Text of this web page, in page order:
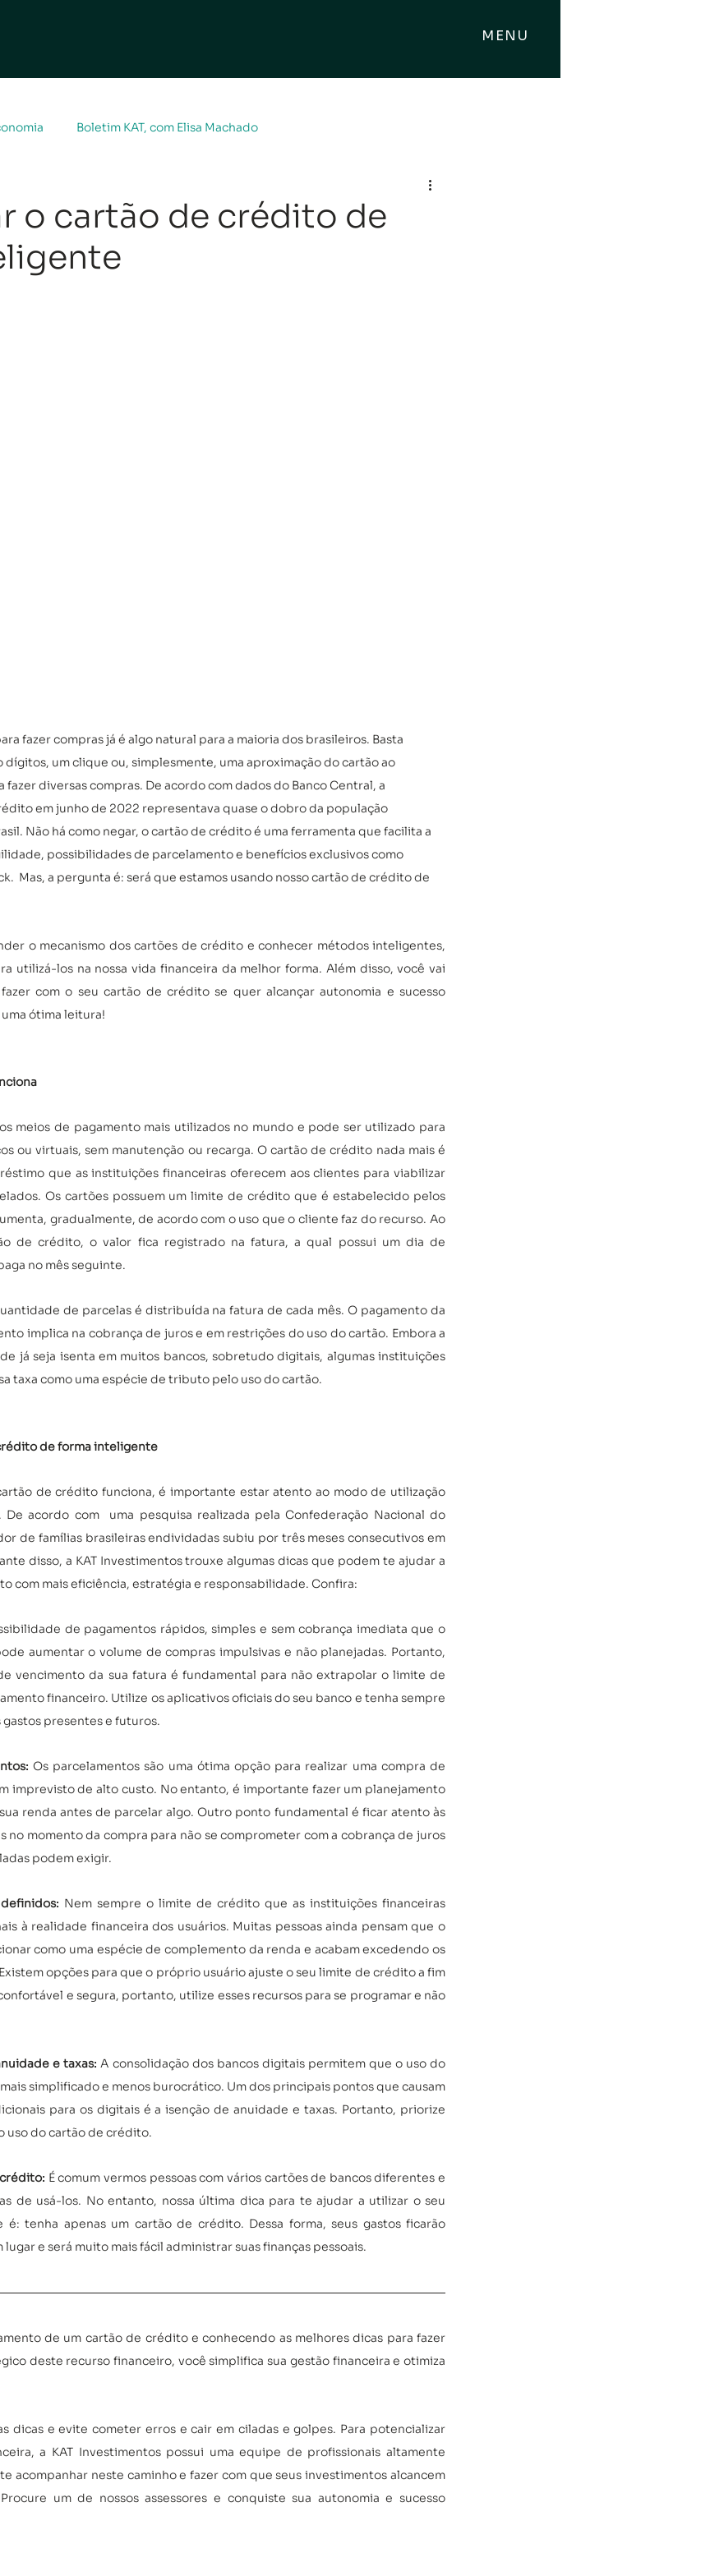
MENU
Boletim KAT, com Elisa Machado
o cartão de crédito de
fazer compras já é algo natural para a maioria dos brasileiros. Basta
dígitos, um clique ou, simplesmente, uma aproximação do cartão ao
diversas compras. De acordo com dados do Banco Central, a
em junho de 2022 representava quase o dobro da população
Não há como negar, o cartão de crédito é uma ferramenta que facilita a
possibilidades de parcelamento e benefícios exclusivos como
Mas, a pergunta é: será que estamos usando nosso cartão de crédito de
o mecanismo dos cartões de crédito e conhecer métodos inteligentes,
utilizá-los na nossa vida financeira da melhor forma. Além disso, você vai
com o seu cartão de crédito se quer alcançar autonomia e sucesso
ótima leitura!
meios de pagamento mais utilizados no mundo e pode ser utilizado para
ou virtuais, sem manutenção ou recarga. O cartão de crédito nada mais é
que as instituições financeiras oferecem aos clientes para viabilizar
Os cartões possuem um limite de crédito que é estabelecido pelos
gradualmente, de acordo com o uso que o cliente faz do recurso. Ao
de crédito, o valor fica registrado na fatura, a qual possui um dia de
no mês seguinte.
de parcelas é distribuída na fatura de cada mês. O pagamento da
implica na cobrança de juros e em restrições do uso do cartão. Embora a
já seja isenta em muitos bancos, sobretudo digitais, algumas instituições
taxa como uma espécie de tributo pelo uso do cartão.
de forma inteligente
de crédito funciona, é importante estar atento ao modo de utilização
acordo com  uma pesquisa realizada pela Confederação Nacional do
de famílias brasileiras endividadas subiu por três meses consecutivos em
disso, a KAT Investimentos trouxe algumas dicas que podem te ajudar a
com mais eficiência, estratégia e responsabilidade. Confira:
de pagamentos rápidos, simples e sem cobrança imediata que o
aumentar o volume de compras impulsivas e não planejadas. Portanto,
vencimento da sua fatura é fundamental para não extrapolar o limite de
financeiro. Utilize os aplicativos oficiais do seu banco e tenha sempre
gastos presentes e futuros.
Os parcelamentos são uma ótima opção para realizar uma compra de
imprevisto de alto custo. No entanto, é importante fazer um planejamento
renda antes de parcelar algo. Outro ponto fundamental é ficar atento às
no momento da compra para não se comprometer com a cobrança de juros
podem exigir.
Nem sempre o limite de crédito que as instituições financeiras
à realidade financeira dos usuários. Muitas pessoas ainda pensam que o
como uma espécie de complemento da renda e acabam excedendo os
opções para que o próprio usuário ajuste o seu limite de crédito a fim
e segura, portanto, utilize esses recursos para se programar e não
e taxas: A consolidação dos bancos digitais permitem que o uso do
simplificado e menos burocrático. Um dos principais pontos que causam
para os digitais é a isenção de anuidade e taxas. Portanto, priorize
uso do cartão de crédito.
É comum vermos pessoas com vários cartões de bancos diferentes e
de usá-los. No entanto, nossa última dica para te ajudar a utilizar o seu
tenha apenas um cartão de crédito. Dessa forma, seus gastos ficarão
e será muito mais fácil administrar suas finanças pessoais.
de um cartão de crédito e conhecendo as melhores dicas para fazer
deste recurso financeiro, você simplifica sua gestão financeira e otimiza
dicas e evite cometer erros e cair em ciladas e golpes. Para potencializar
a KAT Investimentos possui uma equipe de profissionais altamente
acompanhar neste caminho e fazer com que seus investimentos alcancem
um de nossos assessores e conquiste sua autonomia e sucesso